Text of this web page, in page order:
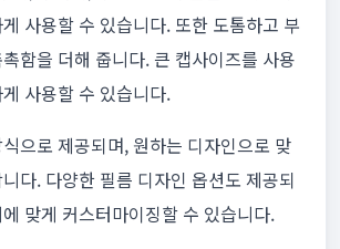
사용할 수 있습니다. 또한 도톰하고 부
함을 더해 줍니다. 큰 캡사이즈를 사용
사용할 수 있습니다.
으로 제공되며, 원하는 디자인으로 맞
다. 다양한 필름 디자인 옵션도 제공되
맞게 커스터마이징할 수 있습니다.